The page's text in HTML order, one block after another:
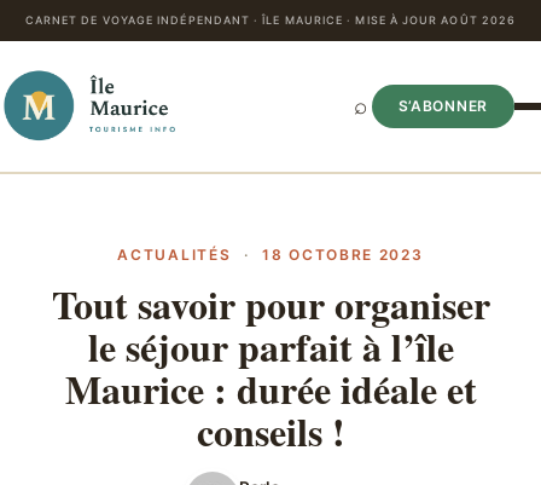
CARNET DE VOYAGE INDÉPENDANT · ÎLE MAURICE · MISE À JOUR AOÛT 2026
⌕ S’ABONNER
ACTUALITÉS · 18 OCTOBRE 2023
Tout savoir pour organiser
le séjour parfait à l’île
Maurice : durée idéale et
conseils !